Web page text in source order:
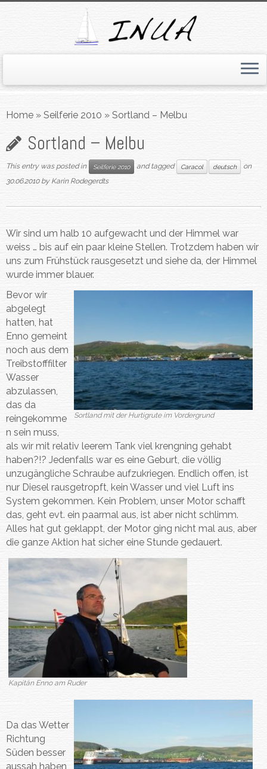
toHome » Seilferie 2010 » Sortland – Melbu
Sortland – Melbu
This entry was posted in Seilferie 2010 and tagged Caracol deutsch
on
30.06.2010 by Karin Rodegerdts
Wir sind um halb 10 aufgewacht und der Himmel war
weiss … bis auf ein paar kleine Stellen. Trotzdem haben wir
uns zum Frühstück rausgesetzt und siehe da, der Himmel
wurde immer blauer.
Sortland mit der Hurtigrute im Vordergrund
Bevor wir
abgelegt
hatten, hat
Enno gemeint
noch aus dem
Treibstofffilter
Wasser
abzulassen,
das da
reingekomme
n sein muss,
als wir mit relativ leerem Tank viel krengning gehabt
haben?!? Jedenfalls war es eine Geburt, die völlig
unzugängliche Schraube aufzukriegen. Endlich offen, ist
nur Diesel rausgetropft, kein Wasser und viel Luft ins
System gekommen. Kein Problem, unser Motor schafft
das, geht evt. ein paarmal aus, ist aber nicht schlimm.
Alles hat gut geklappt, der Motor ging nicht mal aus, aber
die ganze Aktion hat sicher eine Stunde gedauert.
Kapitän Enno am Ruder
Da das Wetter
Richtung
Süden besser
aussah haben